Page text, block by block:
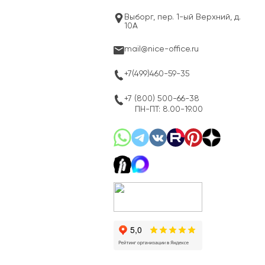
Выборг, пер. 1-ый Верхний, д.
10А
mail@nice-office.ru
+7(499)460-59-35
+7 (800) 500-66-38
ПН-ПТ: 8.00-19.00